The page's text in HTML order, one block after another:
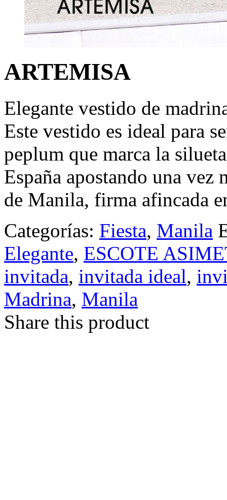
ARTEMISA
Elegante vestido de
Este vestido es ideal para
peplum que marca la
España apostando una
de Manila, firma afincada
Categorías: Fiesta, Manila
Elegante, ESCOTE
invitada, invitada ideal,
Madrina, Manila
Share this product